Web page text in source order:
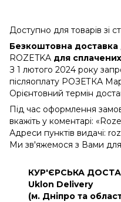
Доступно для товарів зі
Безкоштовна доставка
ROZETKA для
З 1 лютого 2024 року
післяоплату РОЗЕТКА
Орієнтовний термін
Під час оформлення
вкажіть у коментарі:
Адреси пунктів видачі:
Ми зв'яжемося з Вами для
КУР'ЄРСЬКА
Uklon Delivery
(м. Дніпро та